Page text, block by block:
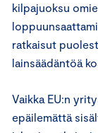
kilpajuoksu
ratkaisut
lainsäädäntöä
Vaikka EU:n
epäilemättä